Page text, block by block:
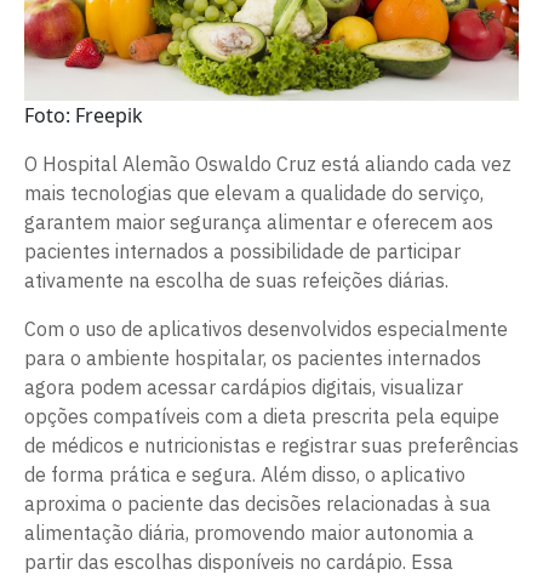
Foto: Freepik
O Hospital Alemão Oswaldo Cruz está aliando cada vez
mais tecnologias que elevam a qualidade do serviço,
garantem maior segurança alimentar e oferecem aos
pacientes internados a possibilidade de participar
ativamente na escolha de suas refeições diárias.
Com o uso de aplicativos desenvolvidos especialmente
para o ambiente hospitalar, os pacientes internados
agora podem acessar cardápios digitais, visualizar
opções compatíveis com a dieta prescrita pela equipe
de médicos e nutricionistas e registrar suas preferências
de forma prática e segura. Além disso, o aplicativo
aproxima o paciente das decisões relacionadas à sua
alimentação diária, promovendo maior autonomia a
partir das escolhas disponíveis no cardápio. Essa